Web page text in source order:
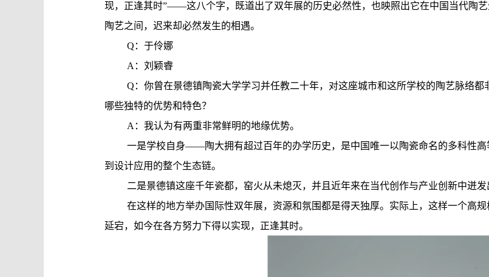
现，正逢其时”——这八个字，既道出了双年展的历史必然性，也映照出它在中国当代陶
陶艺之间，迟来却必然发生的相遇。
Q：于伶娜
A：刘颖睿
Q：你曾在景德镇陶瓷大学学习并任教二十年，对这座城市和这所学校的陶艺脉络
哪些独特的优势和特色？
A：我认为有两重非常鲜明的地缘优势。
一是学校自身——陶大拥有超过百年的办学历史，是中国唯一以陶瓷命名的多科性
到设计应用的整个生态链。
二是景德镇这座千年瓷都，窑火从未熄灭，并且近年来在当代创作与产业创新中迸发
在这样的地方举办国际性双年展，资源和氛围都是得天独厚。实际上，这样一个高
延宕，如今在各方努力下得以实现，正逢其时。